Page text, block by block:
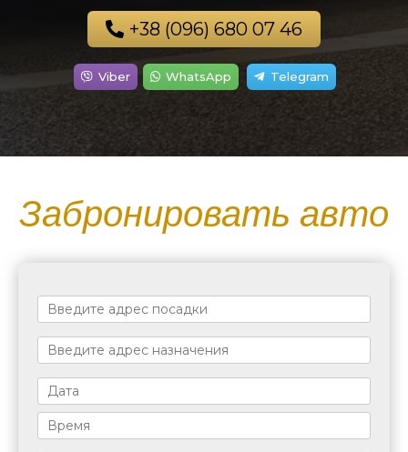
+38 (096) 680 07 46
Viber WhatsApp Telegram
Забронировать авто